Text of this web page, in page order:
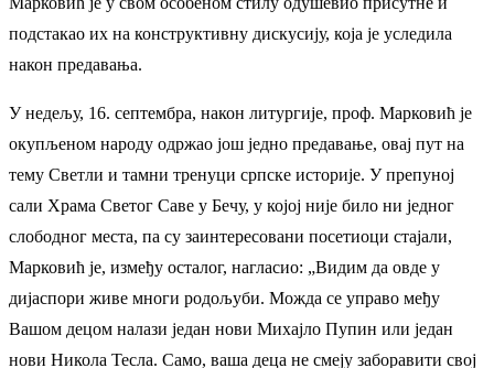
подстакао их на конструктивну дискусију, која је уследила
након предавања.
У недељу, 16. септембра, након литургије, проф. Марковић је
окупљеном народу одржао још једно предавање, овај пут на
тему Светли и тамни тренуци српске историје. У препуној
сали Храма Светог Саве у Бечу, у којој није било ни једног
слободног места, па су заинтересовани посетиоци стајали,
Марковић је, између осталог, нагласио: „Видим да овде у
дијаспори живе многи родољуби. Можда се управо међу
Вашом децом налази један нови Михајло Пупин или један
нови Никола Тесла. Само, ваша деца не смеју заборавити свој